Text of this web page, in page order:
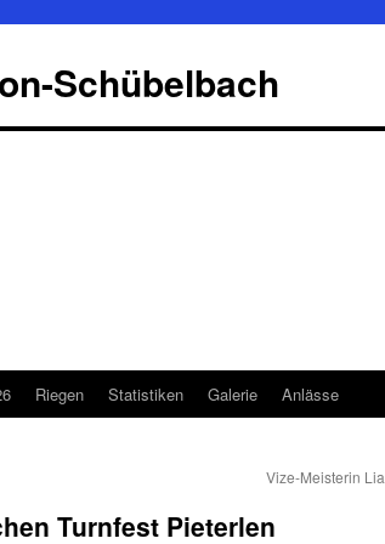
Schübelbach
Riegen Statistiken Galerie Anlässe
Vize-Meisterin
Turnfest Pieterlen